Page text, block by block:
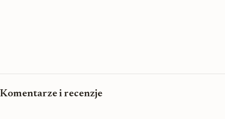
Komentarze i recenzje